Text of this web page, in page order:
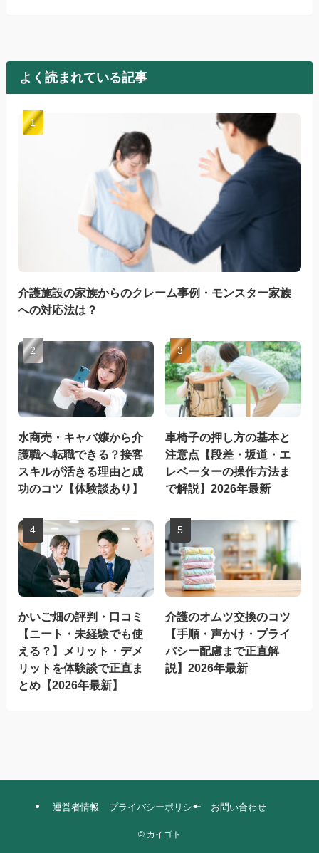
よく読まれている記事
介護施設の家族からのクレーム事例・モンスター家族
への対応法は？
水商売・キャバ嬢から介
護職へ転職できる？接客
スキルが活きる理由と成
功のコツ【体験談あり】
車椅子の押し方の基本と
注意点【段差・坂道・エ
レベーターの操作方法ま
で解説】2026年最新
かいご畑の評判・口コミ
【ニート・未経験でも使
える？】メリット・デメ
リットを体験談で正直ま
とめ【2026年最新】
介護のオムツ交換のコツ
【手順・声かけ・プライ
バシー配慮まで正直解
説】2026年最新
運営者情報 プライバシーポリシー お問い合わせ
© カイゴト